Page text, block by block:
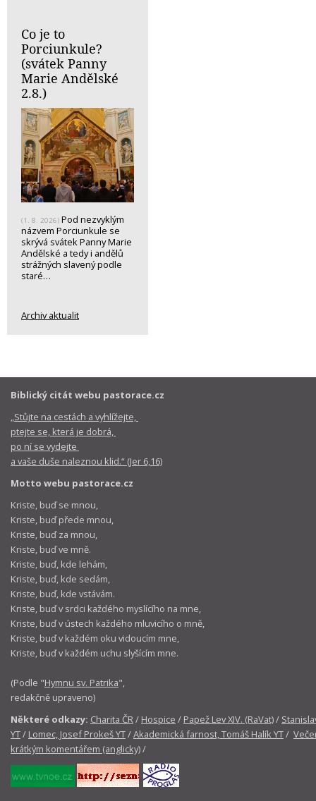
Co je to
Porciunkule?
(svátek Panny
Marie Andělské
2.8.)
(1. 8. 2026) Pod nezvyklým
názvem Porciunkule se
skrývá svátek Panny Marie
Andělské a tedy i andělů
strážných slavený podle
staré…
Archiv aktualit
Biblický citát webu pastorace.cz
„Stůjte na cestách a vyhlížejte,
ptejte se, která je dobrá,
po ní se vydejte
a vaše duše naleznou klid.“ (Jer 6,16)
Motto webu pastorace.cz
Kriste, buď se mnou,
Kriste, buď přede mnou,
Kriste, buď za mnou,
Kriste, buď ve mně.
Kriste, buď, kde lehám,
Kriste, buď, kde sedám,
Kriste, buď, kde vstávám.
Kriste, buď v srdci každého myslícího na mne,
Kriste, buď v ústech každého mluvicího o mně,
Kriste, buď v každém oku vidoucím mne,
Kriste, buď v každém uchu slyšícím mne.
(Podle "Hymnu sv. Patrika",
redakčně upraveno)
Některé odkazy: Charita ČR/ Hospice / Papež Lev XIV. (RaVat)/
YT/ Lomec, Josef Prokeš YT/Akademická farnost, Tomáš Halík YT/
krátkým komentářem (anglicky)/